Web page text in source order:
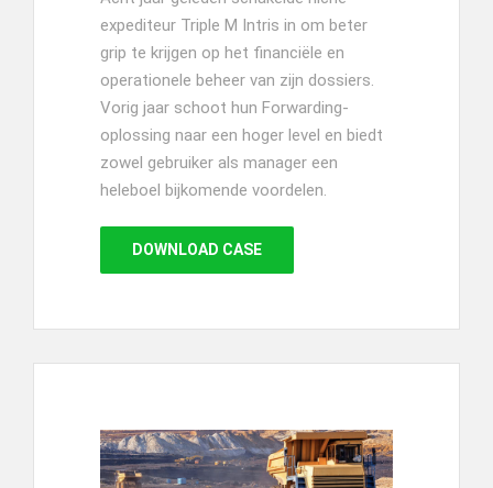
expediteur Triple M Intris in om beter
grip te krijgen op het financiële en
operationele beheer van zijn dossiers.
Vorig jaar schoot hun Forwarding-
oplossing naar een hoger level en biedt
zowel gebruiker als manager een
heleboel bijkomende voordelen.
DOWNLOAD CASE